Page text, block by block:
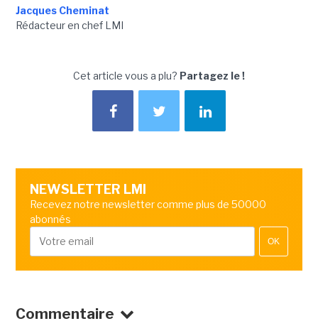
Jacques Cheminat
Rédacteur en chef LMI
Cet article vous a plu? Partagez le !
NEWSLETTER LMI
Recevez notre newsletter comme plus de 50000
abonnés
OK
Commentaire